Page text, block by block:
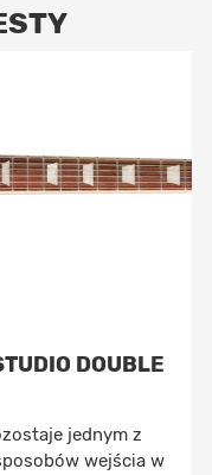
DOUBLE
jednym z
wejścia w